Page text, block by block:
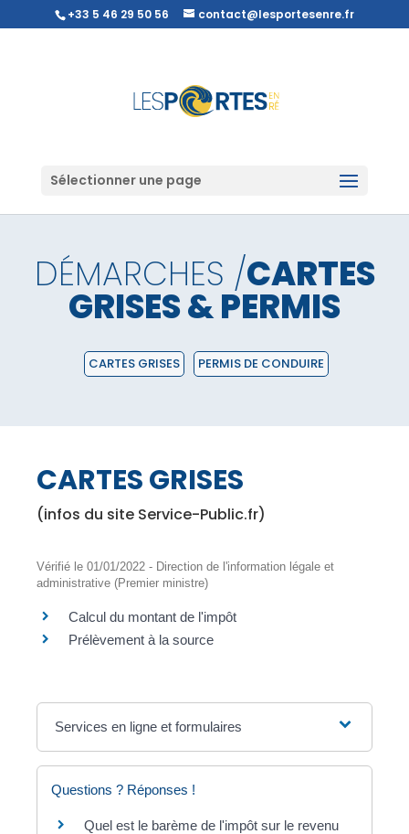
+33 5 46 29 50 56 contact@lesportesenre.fr
Sélectionner une page
DÉMARCHES /CARTES
GRISES & PERMIS
CARTES GRISES PERMIS DE CONDUIRE
CARTES GRISES
(infos du site Service-Public.fr)
Vérifié le 01/01/2022 - Direction de l'information légale et
administrative (Premier ministre)
Calcul du montant de l'impôt
Prélèvement à la source
Services en ligne et formulaires
Questions ? Réponses !
Quel est le barème de l'impôt sur le revenu